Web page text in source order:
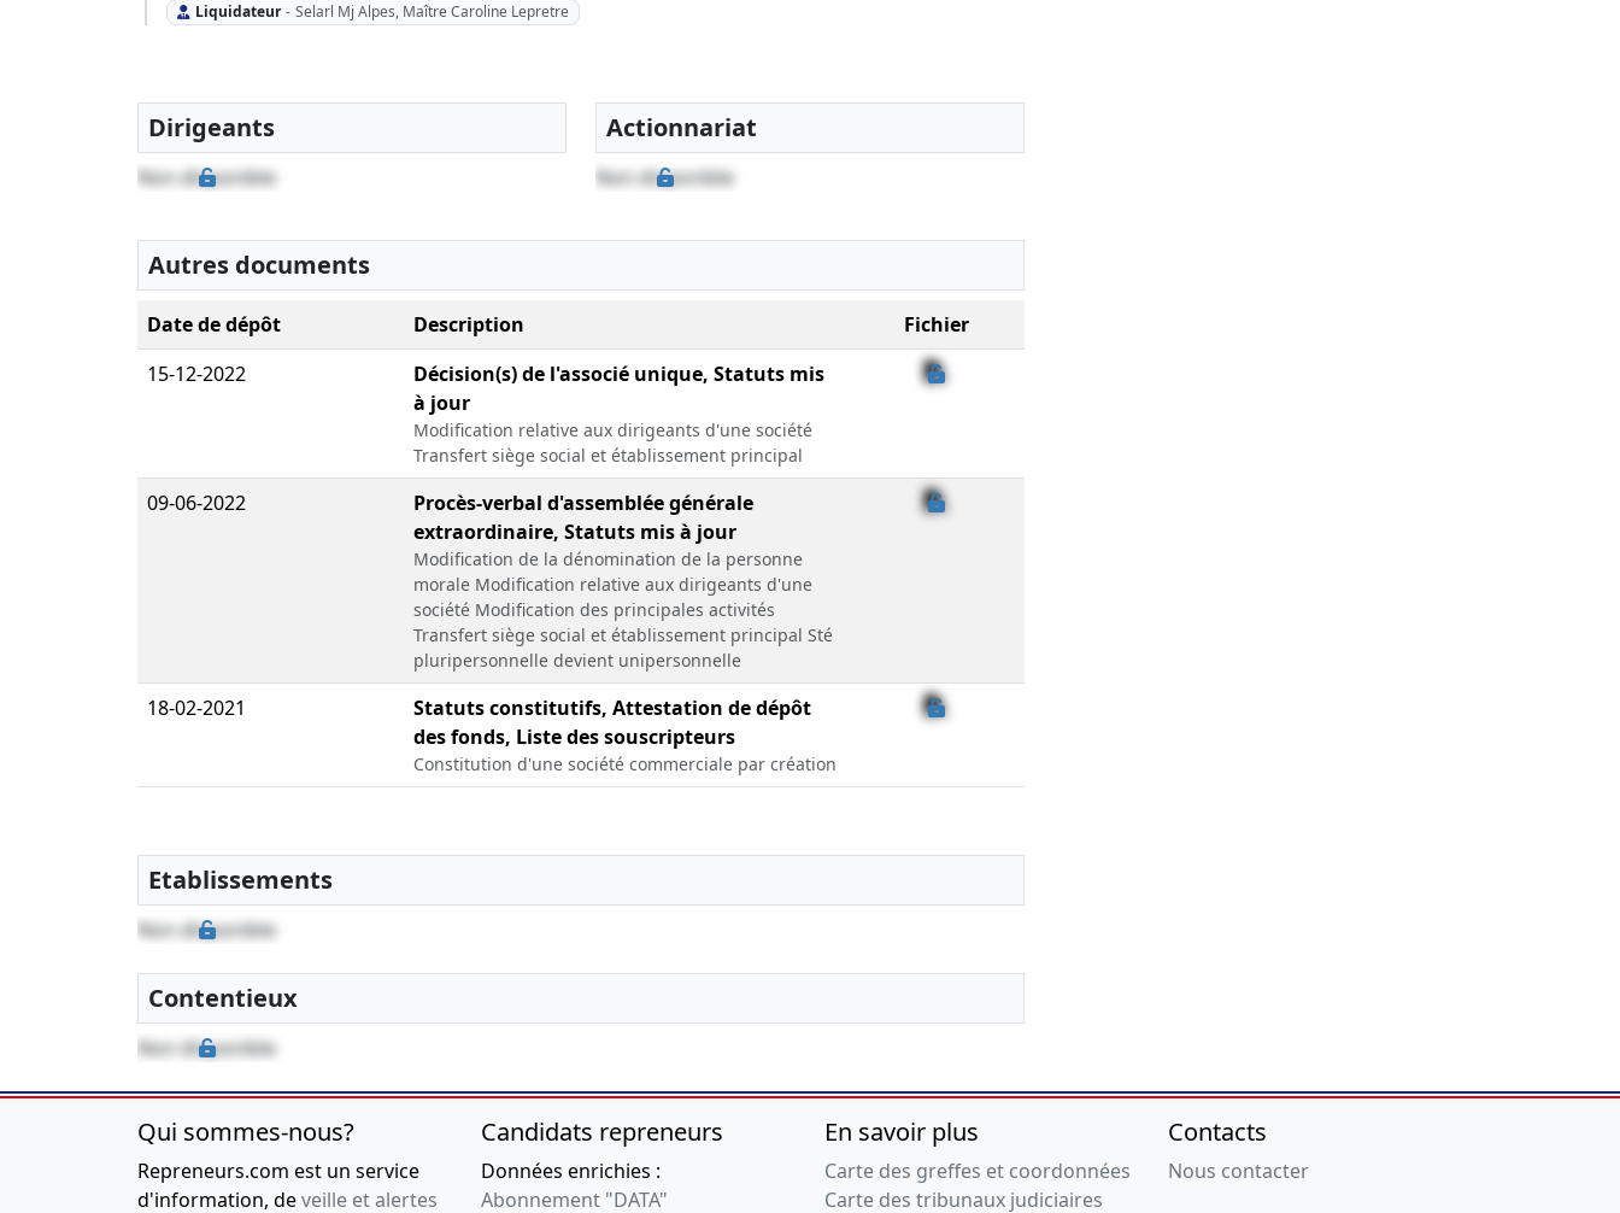
Liquidateur - Selarl Mj Alpes, Maître Caroline Lepretre
Dirigeants
Non disponible
Actionnariat
Non disponible
Autres documents
Date de dépôt Description
Fichier
15-12-2022
Décision(s) de l'associé unique, Statuts mis
à jour
Modification relative aux dirigeants d'une société
Transfert siège social et établissement principal
09-06-2022
Procès-verbal d'assemblée générale
extraordinaire, Statuts mis à jour
Modification de la dénomination de la personne
morale Modification relative aux dirigeants d'une
société Modification des principales activités
Transfert siège social et établissement principal Sté
pluripersonnelle devient unipersonnelle
18-02-2021
Statuts constitutifs, Attestation de dépôt
des fonds, Liste des souscripteurs
Constitution d'une société commerciale par création
Etablissements
Non disponible
Contentieux
Non disponible
Qui sommes-nous?
Repreneurs.com est un service
d'information, deveille et alertes
Candidats repreneurs
Données enrichies :
Abonnement "DATA"
En savoir plus
Carte des greffes et coordonnées
Carte des tribunaux judiciaires
Contacts
Nous contacter